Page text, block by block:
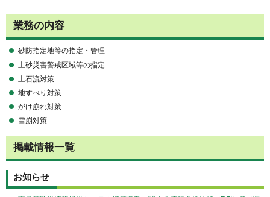
業務の内容
砂防指定地等の指定・管理
土砂災害警戒区域等の指定
土石流対策
地すべり対策
がけ崩れ対策
雪崩対策
掲載情報一覧
お知らせ